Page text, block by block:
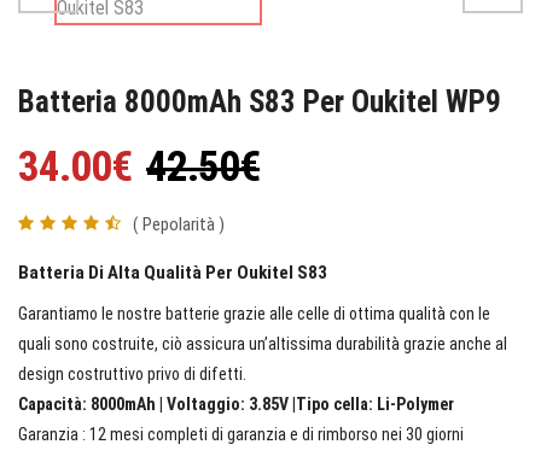
Batteria 8000mAh S83 Per Oukitel WP9
34.00€ 42.50€
( Pepolarità )
Batteria Di Alta Qualità Per Oukitel S83
Garantiamo le nostre batterie grazie alle celle di ottima qualità con le
quali sono costruite, ciò assicura un’altissima durabilità grazie anche al
design costruttivo privo di difetti.
Capacità: 8000mAh | Voltaggio: 3.85V |Tipo cella: Li-Polymer
Garanzia : 12 mesi completi di garanzia e di rimborso nei 30 giorni